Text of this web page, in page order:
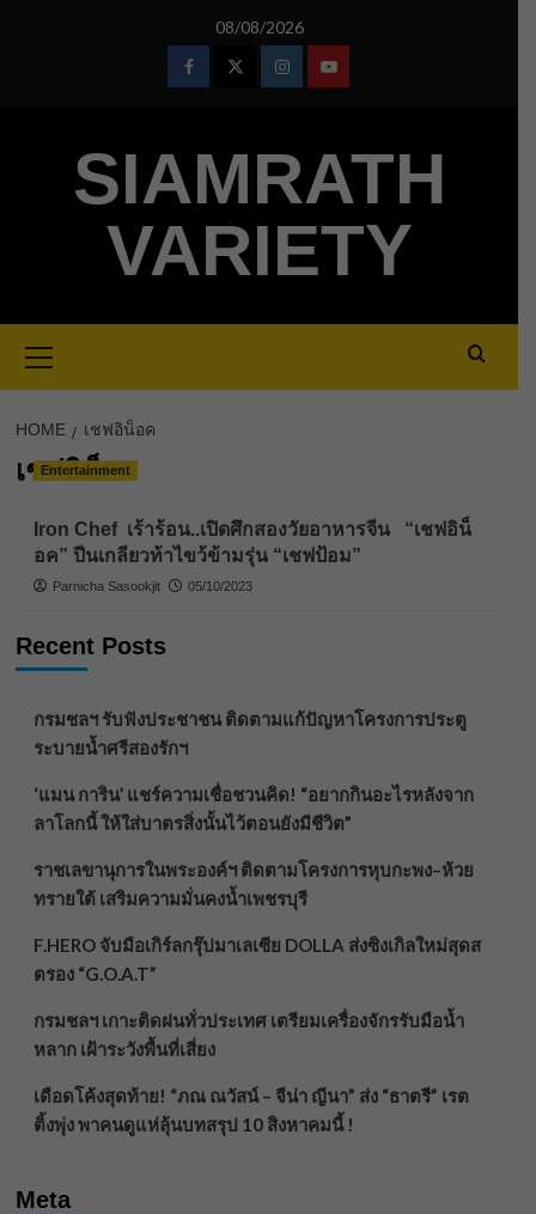
08/08/2026
FacebookTwitterInstagramYoutube
SIAMRATH
VARIETY
Menu
HOME เชฟอิน็อค
เชฟอิน็อค
Entertainment
Iron Chef เร้าร้อน..เปิดศึกสองวัยอาหารจีน “เชฟอิน็
อค” ปีนเกลียวท้าไขว้ข้ามรุ่น “เชฟป้อม”
Parnicha Sasookjit 05/10/2023
Recent Posts
กรมชลฯ รับฟังประชาชน ติดตามแก้ปัญหาโครงการประตู
ระบายน้ำศรีสองรักฯ
‘แมน การิน’ แชร์ความเชื่อชวนคิด! “อยากกินอะไรหลังจาก
ลาโลกนี้ ให้ใส่บาตรสิ่งนั้นไว้ตอนยังมีชีวิต”
ราชเลขานุการในพระองค์ฯ ติดตามโครงการหุบกะพง–ห้วย
ทรายใต้ เสริมความมั่นคงน้ำเพชรบุรี
F.HERO จับมือเกิร์ลกรุ๊ปมาเลเซีย DOLLA ส่งซิงเกิลใหม่สุดส
ตรอง “G.O.A.T”
กรมชลฯ เกาะติดฝนทั่วประเทศ เตรียมเครื่องจักรรับมือน้ำ
หลาก เฝ้าระวังพื้นที่เสี่ยง
เดือดโค้งสุดท้าย! “ภณ ณวัสน์ – จีน่า ญีนา” ส่ง “ธาตรี” เรต
ติ้งพุ่ง พาคนดูแห่ลุ้นบทสรุป 10 สิงหาคมนี้ !
Meta